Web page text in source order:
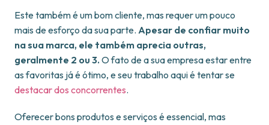
Este também é um bom cliente, mas requer um pouco
mais de esforço da sua parte. Apesar de confiar muito
na sua marca, ele também aprecia outras,
geralmente 2 ou 3. O fato de a sua empresa estar entre
as favoritas já é ótimo, e seu trabalho aqui é tentar se
destacar dos concorrentes.
Oferecer bons produtos e serviços é essencial, mas